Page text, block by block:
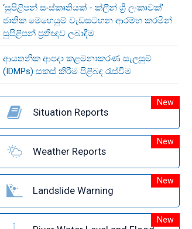
‘සුපිළිපන් සංස්කෘතියක් - ක්ලීන් ශ්‍රී ලංකාවක්’
ජාතික මෙහෙයුම් වැඩසටහන ආරම්භ කරමින්
සුපිළිපන් ප්‍රතිඥාව ලබාදීම.
ආයතනික ආපදා කළමනාකරණ සැලසුම්
(IDMPs) සකස් කිරීම පිළිබඳ රැස්වීම
Situation Reports
New
Weather Reports
New
Landslide Warning
New
New